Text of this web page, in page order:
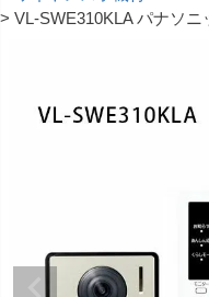
VL-SWE310KLA パナソ